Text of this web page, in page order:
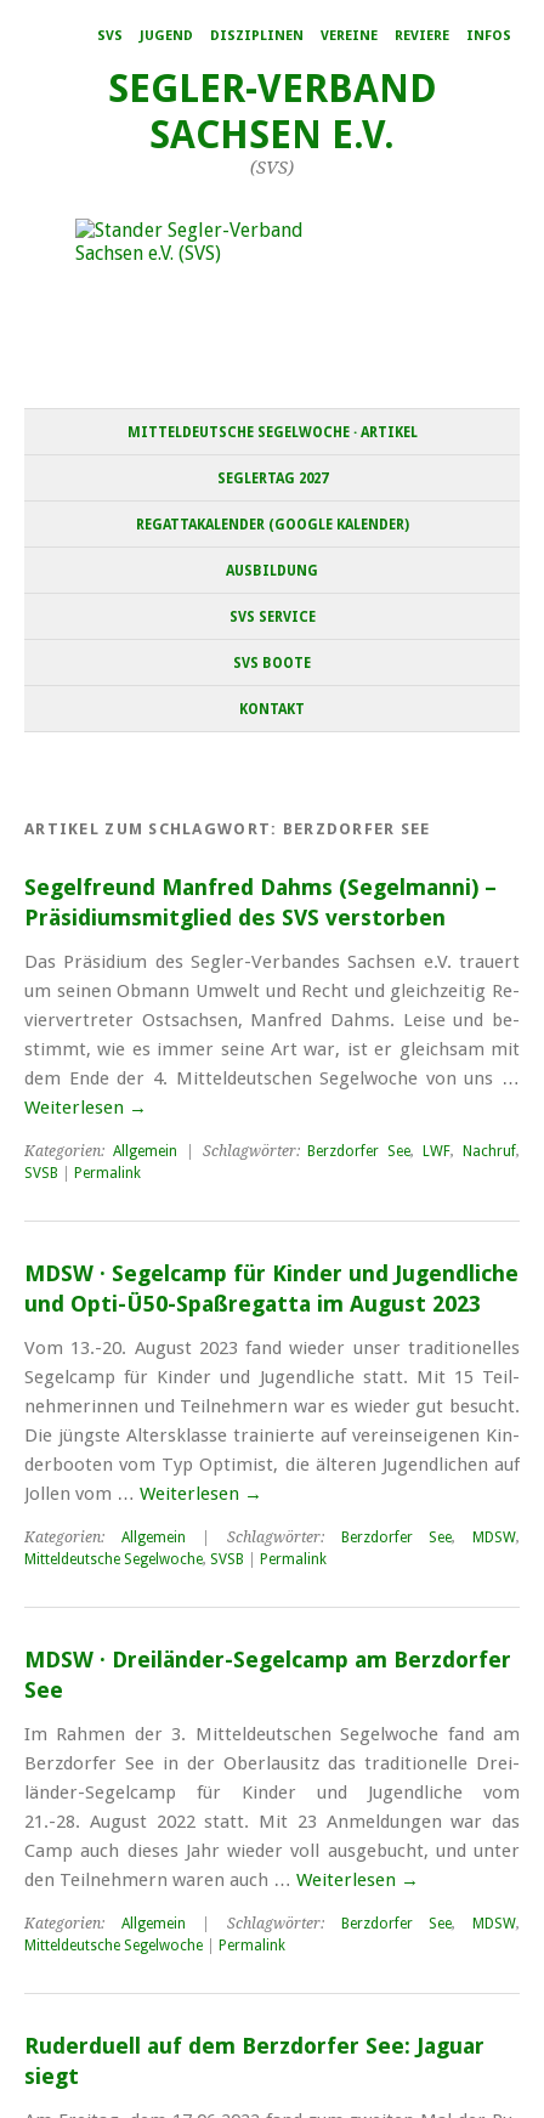
SVS JUGEND DISZIPLINEN VEREINE REVIERE INFOS
SEGLER-VERBAND
SACHSEN E.V.
(SVS)
MITTELDEUTSCHE SEGELWOCHE · ARTIKEL
SEGLERTAG 2027
REGATTAKALENDER (GOOGLE KALENDER)
AUSBILDUNG
SVS SERVICE
SVS BOOTE
KONTAKT
ARTIKEL ZUM SCHLAGWORT: BERZDORFER SEE
Segelfreund Manfred Dahms (Segelmanni) –
Präsidiums­­mitglied des SVS verstorben
Das Prä­si­di­um des Seg­ler-Ver­ban­des Sach­sen e.V. trau­ert
um sei­nen Ob­mann Um­welt und Recht und gleich­zei­tig Re­
vier­ver­tre­ter Ost­sach­sen, Man­fred Dahms. Lei­se und be­
stimmt, wie es im­mer sei­ne Art war, ist er gleich­sam mit
dem En­de der 4. Mittel­deutschen Segel­woche von uns …
Weiterlesen →
Kategorien: Allgemein | Schlagwörter: Berzdorfer See, LWF, Nachruf,
SVSB
Permalink
MDSW · Segelcamp für Kinder und Jugendliche
und Opti-Ü50-Spaßregatta im August 2023
Vom 13.-20. Au­gust 2023 fand wie­der un­ser tra­di­tio­nel­les
Se­gel­camp für Kin­der und Ju­gend­li­che statt. Mit 15 Teil­
neh­me­rin­nen und Teil­neh­mern war es wie­der gut be­sucht.
Die jüngs­te Al­ters­klas­se trai­nier­te auf ver­eins­ei­ge­nen Kin­
der­boo­ten vom Typ Op­ti­mist, die äl­te­ren Ju­gend­li­chen auf
Jol­len vom … Weiterlesen →
Kategorien: Allgemein | Schlagwörter: Berzdorfer See, MDSW,
Mitteldeutsche Segelwoche, SVSB Permalink
MDSW · Dreiländer-Segelcamp am Berzdorfer
See
Im Rahmen der 3. Mittel­deutschen Segel­woche fand am
Berz­dorfer See in der Ober­lausitz das tradi­tio­nelle Drei­
länder-Segel­camp für Kinder und Jugend­liche vom
21.-28. August 2022 statt. Mit 23 Anmel­dungen war das
Camp auch dieses Jahr wieder voll aus­ge­bucht, und unter
den Teil­nehmern waren auch … Weiterlesen →
Kategorien: Allgemein | Schlagwörter: Berzdorfer See, MDSW,
Mitteldeutsche Segelwoche
Permalink
Ruderduell auf dem Berzdorfer See: Jaguar
siegt